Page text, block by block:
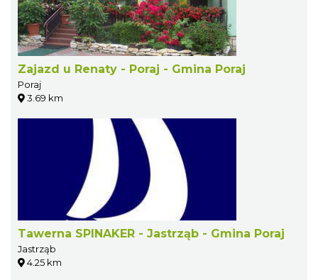
Zajazd u Renaty - Poraj - Gmina Poraj
Poraj
3.69 km
Tawerna SPINAKER - Jastrząb - Gmina Poraj
Jastrząb
4.25 km